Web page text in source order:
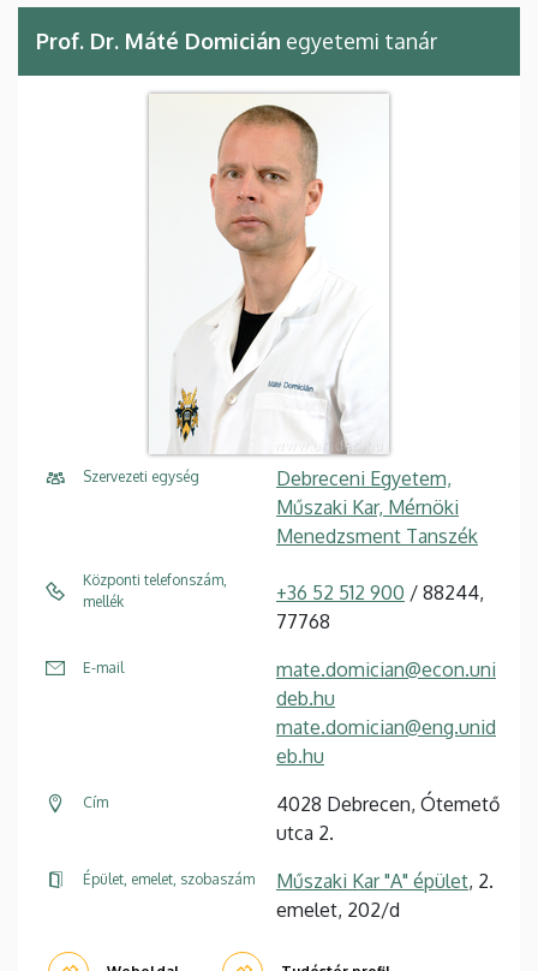
Prof. Dr. Máté Domicián egyetemi tanár
Szervezeti egység
Debreceni Egyetem,
Műszaki Kar, Mérnöki
Menedzsment Tanszék
Központi telefonszám,
mellék
+36 52 512 900 / 88244,
77768
E-mail
mate.domician@econ.uni
deb.hu
mate.domician@eng.unid
eb.hu
Cím
4028 Debrecen, Ótemető
utca 2.
Épület, emelet, szobaszám Műszaki Kar "A" épület, 2.
emelet, 202/d